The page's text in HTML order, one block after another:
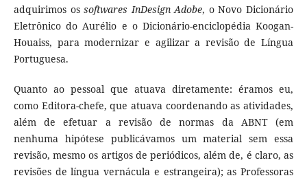
adquirimos ossoftwares InDesign Adobe, o Novo Dicionário
Eletrônico do Aurélio e o Dicionário-enciclopédia Koogan-
Houaiss, para modernizar e agilizar a revisão de Língua
Portuguesa.
Quanto ao pessoal que atuava diretamente: éramos eu,
como Editora-chefe, que atuava coordenando as atividades,
além de efetuar a revisão de normas da ABNT (em
nenhuma hipótese publicávamos um material sem essa
revisão, mesmo os artigos de periódicos, além de, é claro, as
revisões de língua vernácula e estrangeira); as Professoras